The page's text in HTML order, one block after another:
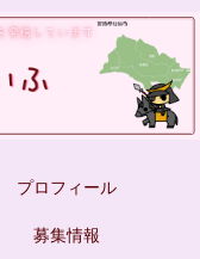
プロフィール
募集情報